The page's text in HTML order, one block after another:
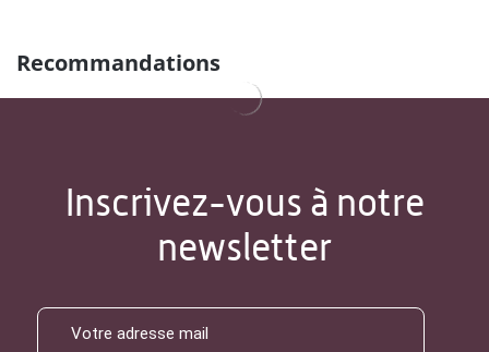
Recommandations
Inscrivez-vous à notre
newsletter